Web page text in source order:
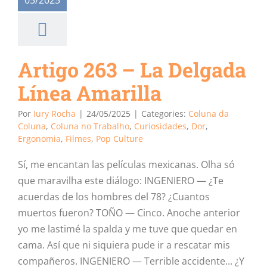
Artigo 263 – La Delgada
Línea Amarilla
Por Iury Rocha | 24/05/2025 | Categories: Coluna da
Coluna, Coluna no Trabalho, Curiosidades, Dor,
Ergonomia, Filmes, Pop Culture
Sí, me encantan las películas mexicanas. Olha só
que maravilha este diálogo: INGENIERO — ¿Te
acuerdas de los hombres del 78? ¿Cuantos
muertos fueron? TOÑO — Cinco. Anoche anterior
yo me lastimé la spalda y me tuve que quedar en
cama. Así que ni siquiera pude ir a rescatar mis
compañeros. INGENIERO — Terrible accidente... ¿Y